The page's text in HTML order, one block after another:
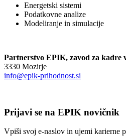
Energetski sistemi
Podatkovne analize
Modeliranje in simulacije
Partnerstvo EPIK, zavod za kadre
3330 Mozirje
info@epik-prihodnost.si
Prijavi se na EPIK novičnik
Vpiši svoj e-naslov in ujemi karierne